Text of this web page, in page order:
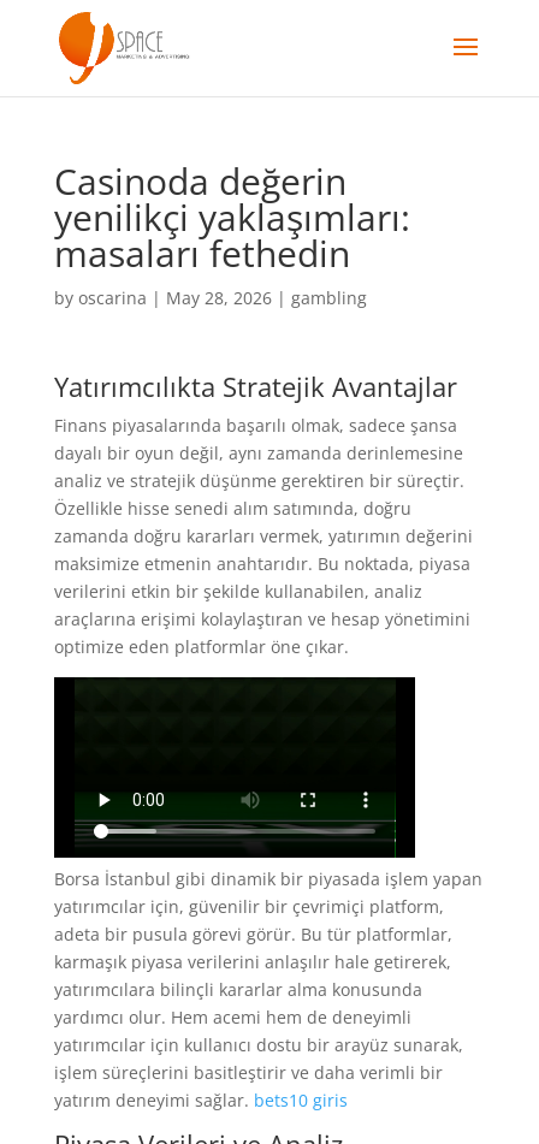
Casinoda değerin
yenilikçi yaklaşımları:
masaları fethedin
by oscarina | May 28, 2026| gambling
Yatırımcılıkta Stratejik Avantajlar
Finans piyasalarında başarılı olmak, sadece şansa
dayalı bir oyun değil, aynı zamanda derinlemesine
analiz ve stratejik düşünme gerektiren bir süreçtir.
Özellikle hisse senedi alım satımında, doğru
zamanda doğru kararları vermek, yatırımın değerini
maksimize etmenin anahtarıdır. Bu noktada, piyasa
verilerini etkin bir şekilde kullanabilen, analiz
araçlarına erişimi kolaylaştıran ve hesap yönetimini
optimize eden platformlar öne çıkar.
Borsa İstanbul gibi dinamik bir piyasada işlem yapan
yatırımcılar için, güvenilir bir çevrimiçi platform,
adeta bir pusula görevi görür. Bu tür platformlar,
karmaşık piyasa verilerini anlaşılır hale getirerek,
yatırımcılara bilinçli kararlar alma konusunda
yardımcı olur. Hem acemi hem de deneyimli
yatırımcılar için kullanıcı dostu bir arayüz sunarak,
işlem süreçlerini basitleştirir ve daha verimli bir
yatırım deneyimi sağlar. bets10 giris